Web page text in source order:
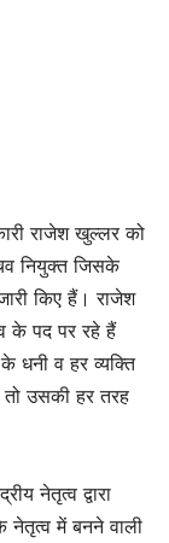
राजेश खुल्लर को
नियुक्त जिसके
किए हैं। राजेश
के पद पर रहे हैं
धनी व हर व्यक्ति
उसकी हर तरह
नेतृत्व द्वारा
नेतृत्व में बनने वाली